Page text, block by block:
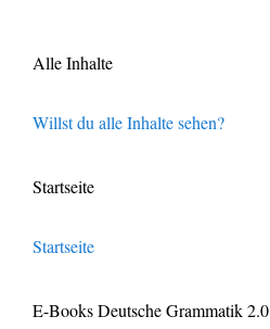
Alle Inhalte
Willst du alle Inhalte sehen?
Startseite
Startseite
E-Books Deutsche Grammatik 2.0